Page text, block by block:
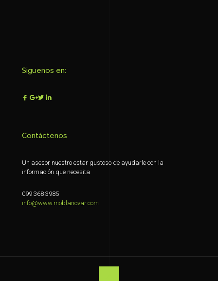
Siguenos en:
Contáctenos
Un asesor nuestro estar gustoso de ayudarle con la
información que necesita
099 368 3985
info@www.moblanovar.com